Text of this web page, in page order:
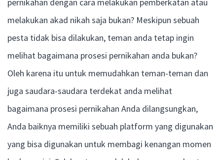
melakukan akad nikah saja bukan? Meskipun sebuah
pesta tidak bisa dilakukan, teman anda tetap ingin
melihat bagaimana prosesi pernikahan anda bukan?
Oleh karena itu untuk memudahkan teman-teman dan
juga saudara-saudara terdekat anda melihat
bagaimana prosesi pernikahan Anda dilangsungkan,
Anda baiknya memiliki sebuah platform yang digunakan
yang bisa digunakan untuk membagi kenangan momen